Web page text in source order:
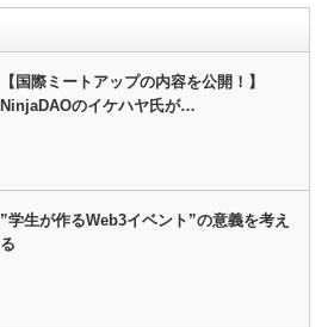
【国際ミートアップの内容を公開！】
NinjaDAOのイケハヤ氏が…
”学生が作るWeb3イベント”の意義を考え
る